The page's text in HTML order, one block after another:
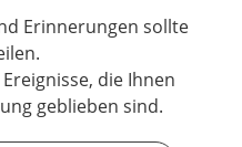
Erinnerungen sollte
die Ihnen
geblieben sind.